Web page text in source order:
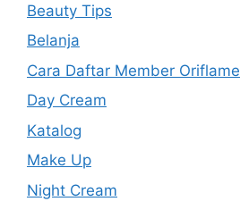
Beauty Tips
Belanja
Cara Daftar Member Oriflame
Day Cream
Katalog
Make Up
Night Cream